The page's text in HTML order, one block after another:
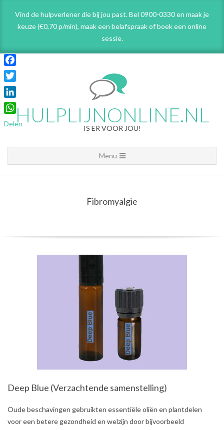
content
Vind de hulpverlener die bij jou past. Bel 0900-0330 en maak je
keuze (€0,70 p/min), maak een belafspraakof boek een online
sessie.
HULPLIJNONLINE.NL
IS ER VOOR JOU!
Navigation
Menu
Menu
Fibromyalgie
Deep Blue (Verzachtende samenstelling)
2021-
Oude beschavingen gebruikten essentiële oliën en plantdelen
voor een betere gezondheid en welzijn door bijvoorbeeld
Facebook
Twitter
LinkedIn
WhatsApp
Delen